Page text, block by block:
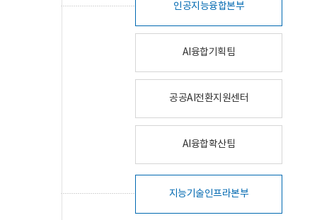
인공지능융합본부
AI융합기획팀
공공AI전환지원센터
AI융합확산팀
지능기술인프라본부